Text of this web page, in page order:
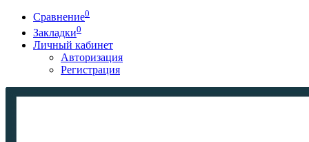
Сравнение0
Закладки0
Личный кабинет
Авторизация
Регистрация